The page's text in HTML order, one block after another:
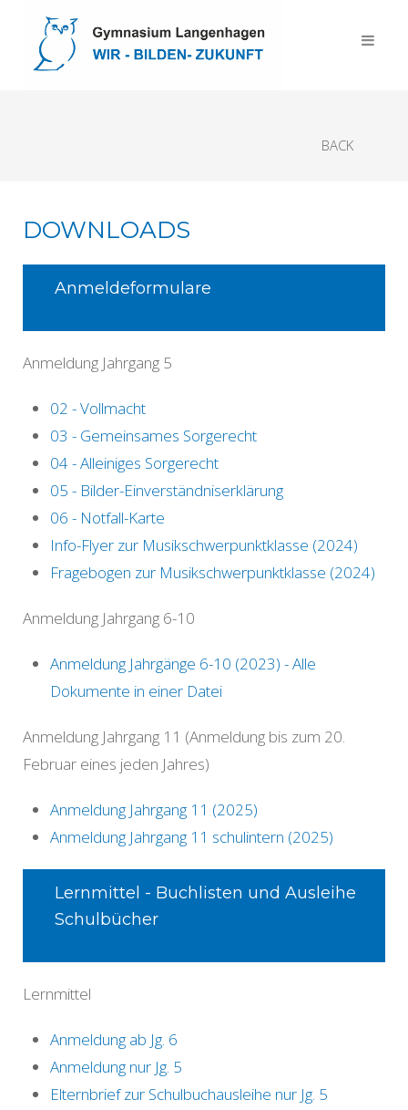
BACK
DOWNLOADS
Anmeldeformulare
Anmeldung Jahrgang 5
02 - Vollmacht
03 - Gemeinsames Sorgerecht
04 - Alleiniges Sorgerecht
05 - Bilder-Einverständniserklärung
06 - Notfall-Karte
Info-Flyer zur Musikschwerpunktklasse (2024)
Fragebogen zur Musikschwerpunktklasse (2024)
Anmeldung Jahrgang 6-10
Anmeldung Jahrgänge 6-10 (2023) - Alle
Dokumente in einer Datei
Anmeldung Jahrgang 11 (Anmeldung bis zum 20.
Februar eines jeden Jahres)
Anmeldung Jahrgang 11 (2025)
Anmeldung Jahrgang 11 schulintern (2025)
Lernmittel - Buchlisten und Ausleihe
Schulbücher
Lernmittel
Anmeldung ab Jg. 6
Anmeldung nur Jg. 5
Elternbrief zur Schulbuchausleihe nur Jg. 5